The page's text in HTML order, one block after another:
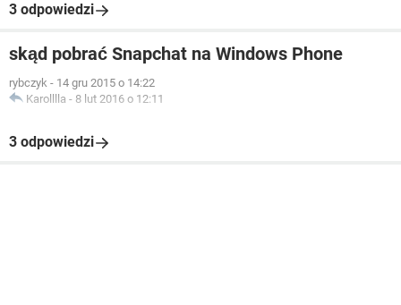
3 odpowiedzi
skąd pobrać Snapchat na Windows Phone
rybczyk - 14 gru 2015 o 14:22
Karolllla - 8 lut 2016 o 12:11
3 odpowiedzi